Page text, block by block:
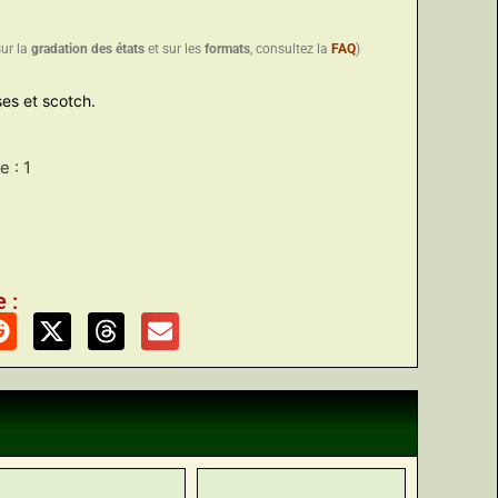
la gradation des états et sur les formats, consultez la FAQ)
et scotch.
: 1
: